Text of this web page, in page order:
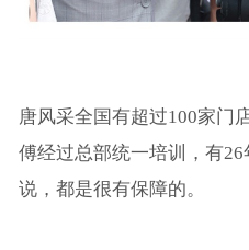
唐风采全国有超过100家门
傅经过总部统一培训，有
说，都是很有保障的。